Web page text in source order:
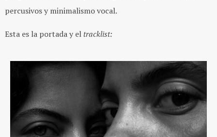
percusivos y minimalismo vocal.
Esta es la portada y el tracklist: